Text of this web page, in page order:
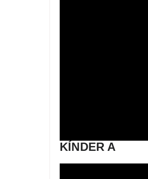
KÍNDER A